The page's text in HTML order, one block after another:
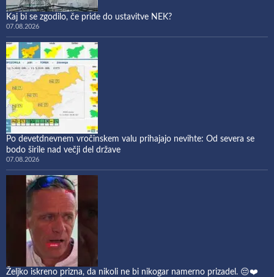
Kaj bi se zgodilo, če pride do ustavitve NEK?
07.08.2026
Po devetdnevnem vročinskem valu prihajajo nevihte: Od severa se
bodo širile nad večji del države
07.08.2026
Željko iskreno prizna, da nikoli ne bi nikogar namerno prizadel. 😔❤️